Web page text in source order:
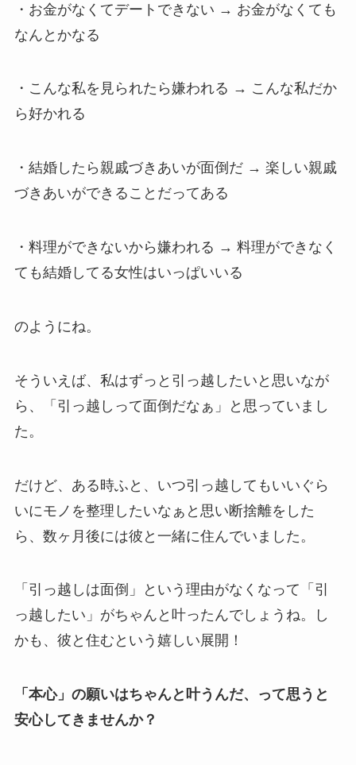
・お金がなくてデートできない → お金がなくても
なんとかなる
・こんな私を見られたら嫌われる → こんな私だか
ら好かれる
・結婚したら親戚づきあいが面倒だ → 楽しい親戚
づきあいができることだってある
・料理ができないから嫌われる → 料理ができなく
ても結婚してる女性はいっぱいいる
のようにね。
そういえば、私はずっと引っ越したいと思いなが
ら、「引っ越しって面倒だなぁ」と思っていまし
た。
だけど、ある時ふと、いつ引っ越してもいいぐら
いにモノを整理したいなぁと思い断捨離をした
ら、数ヶ月後には彼と一緒に住んでいました。
「引っ越しは面倒」という理由がなくなって「引
っ越したい」がちゃんと叶ったんでしょうね。し
かも、彼と住むという嬉しい展開！
「本心」の願いはちゃんと叶うんだ、って思うと
安心してきませんか？